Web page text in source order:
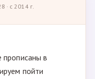
· с 2014 г.
в
пойти